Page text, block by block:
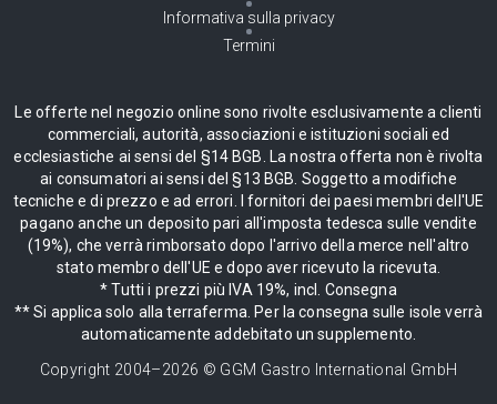
Informativa sulla privacy
Termini
Le offerte nel negozio online sono rivolte esclusivamente a clienti
commerciali, autorità, associazioni e istituzioni sociali ed
ecclesiastiche ai sensi del §14 BGB. La nostra offerta non è rivolta
ai consumatori ai sensi del §13 BGB. Soggetto a modifiche
tecniche e di prezzo e ad errori. I fornitori dei paesi membri dell'UE
pagano anche un deposito pari all'imposta tedesca sulle vendite
(19%), che verrà rimborsato dopo l'arrivo della merce nell'altro
stato membro dell'UE e dopo aver ricevuto la ricevuta.
* Tutti i prezzi più IVA 19%, incl. Consegna
** Si applica solo alla terraferma. Per la consegna sulle isole verrà
automaticamente addebitato un supplemento.
Copyright 2004–2026 © GGM Gastro International GmbH